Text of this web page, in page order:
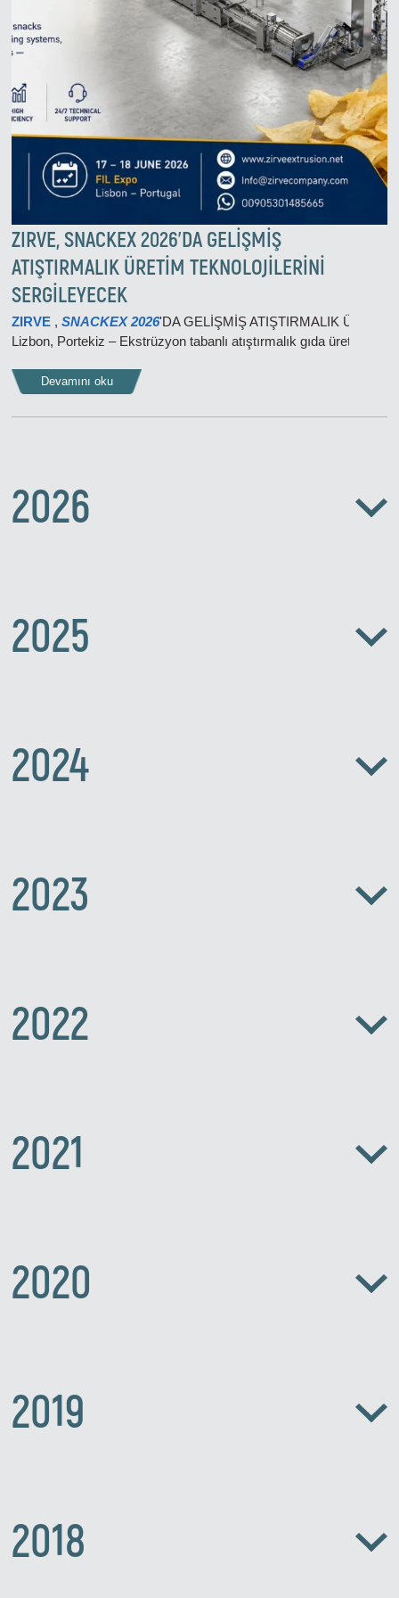
ZIRVE, SNACKEX 2026'DA GELİŞMİŞ
ATIŞTIRMALIK ÜRETİM TEKNOLOJİLERİNİ
SERGİLEYECEK
ZIRVE ,SNACKEX 2026'DA GELİŞMİŞ ATIŞTIRMALIK
Lizbon, Portekiz – Ekstrüzyon tabanlı atıştırmalık gıda üretim
Devamını oku
2026
2025
2024
2023
2022
2021
2020
2019
2018